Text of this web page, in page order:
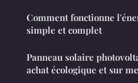
Comment fonctionne
simple et complet
Panneau solaire
achat écologique et sur